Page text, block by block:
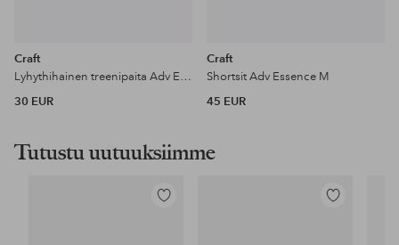
Craft
Lyhythihainen treenipaita Adv Essence SS Tee 2 M
30 EUR
Craft
Shortsit Adv Essence M
45 EUR
Tutustu uutuuksiimme
Lisää
Lisää